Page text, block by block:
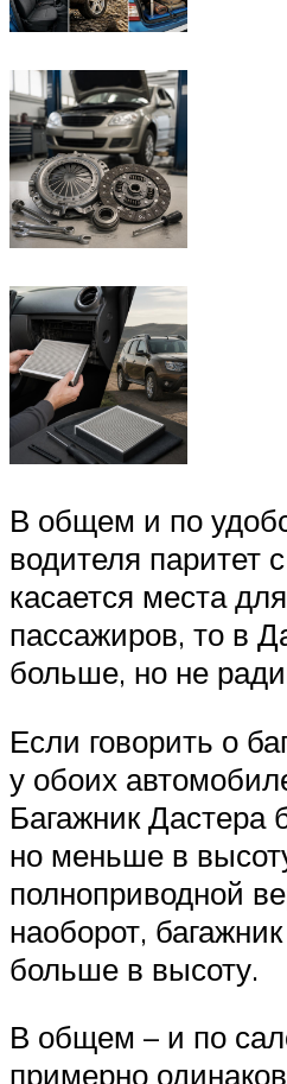
В общем и по
водителя паритет
касается места
пассажиров, то в
больше, но не
Если говорить о
у обоих
Багажник Дастера
но меньше в
полноприводной
наоборот,
больше в высоту.
В общем – и по
примерно